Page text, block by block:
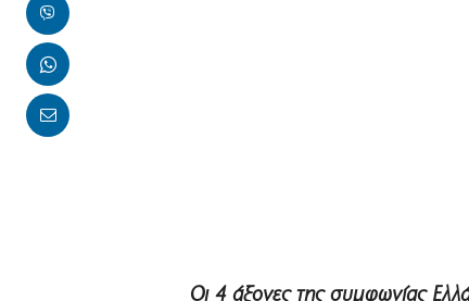
Οι 4 άξονες της συμφωνίας